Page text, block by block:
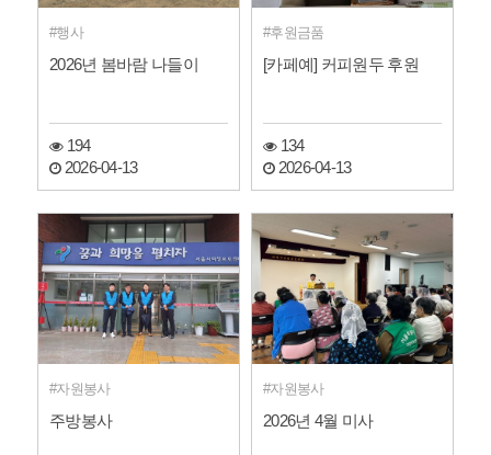
행사
2026년 봄바람 나들이
194
2026-04-13
후원금품
[카페예] 커피원두 후원
134
2026-04-13
자원봉사
주방봉사
자원봉사
2026년 4월 미사